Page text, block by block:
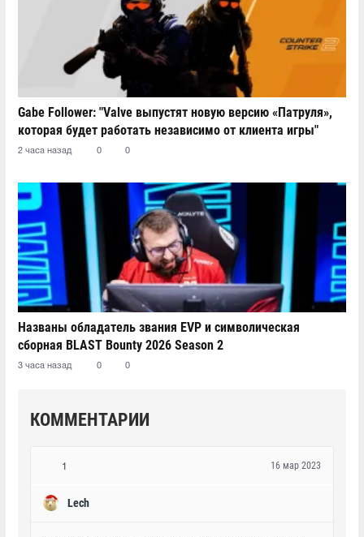
Gabe Follower: "Valve выпустят новую версию «Патруля»,
которая будет работать независимо от клиента игры"
2 часа назад 0 0
Названы обладатель звания EVP и символическая
сборная BLAST Bounty 2026 Season 2
3 часа назад 0 0
КОММЕНТАРИИ
1
Lech
16 мар 2023